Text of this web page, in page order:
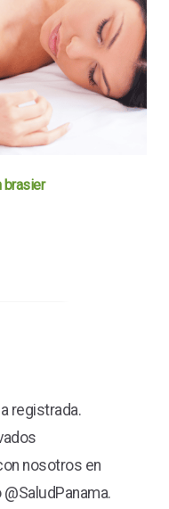
brasier
registrada.
nosotros en